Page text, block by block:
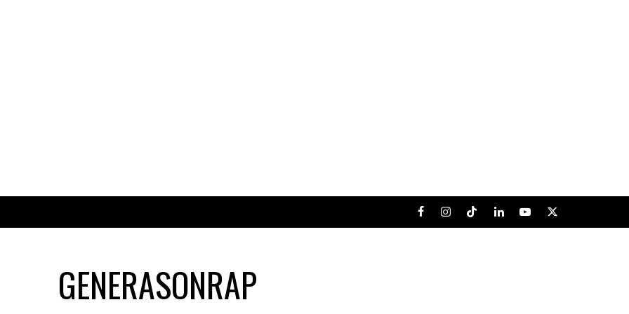
FacebookInstagram
TiktokLinkedInYoutube
X
GENERASONRAP